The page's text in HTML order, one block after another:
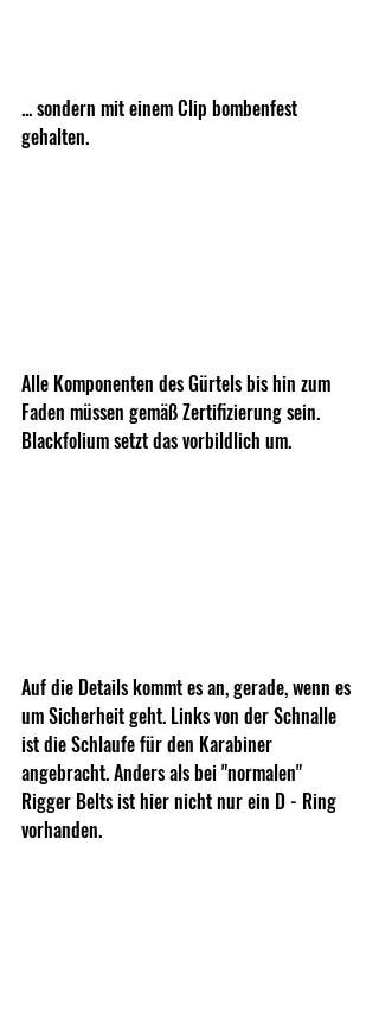
... sondern mit einem Clip bombenfest
gehalten.
Alle Komponenten des Gürtels bis hin zum
Faden müssen gemäß Zertifizierung sein.
Blackfolium setzt das vorbildlich um.
Auf die Details kommt es an, gerade, wenn es
um Sicherheit geht. Links von der Schnalle
ist die Schlaufe für den Karabiner
angebracht. Anders als bei "normalen"
Rigger Belts ist hier nicht nur ein D - Ring
vorhanden.